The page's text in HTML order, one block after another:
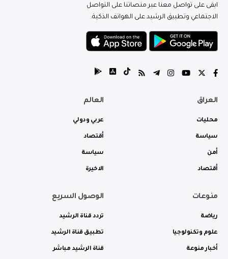
ابقى على تواصل معنا عبر منصاتنا على التواصل
الاجتماعي وتطبيق الرشيد على الهواتف الذكية.
العراق
محليات
سياسة
أمن
أقتصاد
العالم
عربي ودولي
أقتصاد
سياسة
الاخيرة
منوعات
رياضة
علوم وتكنولوجيا
أخبار منوعة
الوصول السريع
تردد قناة الرشيد
تطبيق قناة الرشيد
قناة الرشيد مباشر